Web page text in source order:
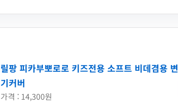
릴팡 피카부뽀로로 키즈전용 소프트 비데겸용 변
기커버
가격 : 14,300원